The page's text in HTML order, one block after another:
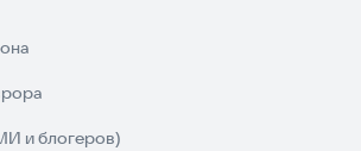
эффективность.
и блогеров)